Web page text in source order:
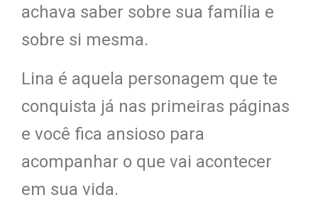
achava saber sobre sua família e
sobre si mesma.
Lina é aquela personagem que te
conquista já nas primeiras páginas
e você fica ansioso para
acompanhar o que vai acontecer
em sua vida.